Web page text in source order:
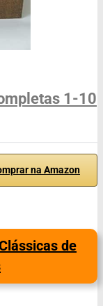
1-10
na Amazon
de